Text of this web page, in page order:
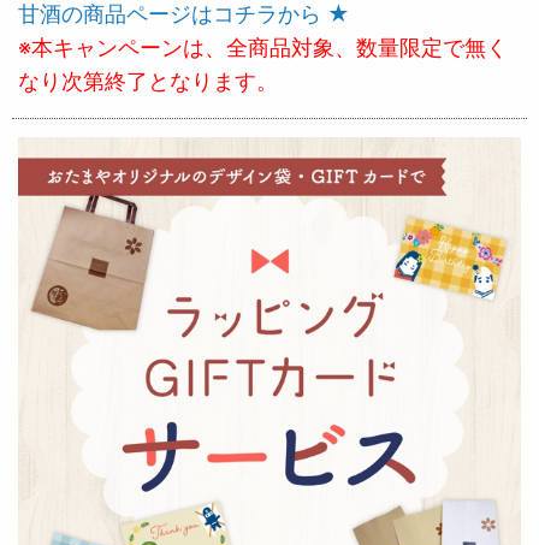
甘酒の商品ページはコチラから ★
※本キャンペーンは、全商品対象、数量限定で無く
なり次第終了となります。